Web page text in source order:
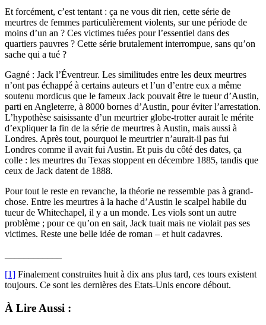
Et forcément, c’est tentant : ça ne vous dit rien, cette série de
meurtres de femmes particulièrement violents, sur une période de
moins d’un an ? Ces victimes tuées pour l’essentiel dans des
quartiers pauvres ? Cette série brutalement interrompue, sans qu’on
sache qui a tué ?
Gagné : Jack l’Éventreur. Les similitudes entre les deux meurtres
n’ont pas échappé à certains auteurs et l’un d’entre eux a même
soutenu mordicus que le fameux Jack pouvait être le tueur d’Austin,
parti en Angleterre, à 8000 bornes d’Austin, pour éviter l’arrestation.
L’hypothèse saisissante d’un meurtrier globe-trotter aurait le mérite
d’expliquer la fin de la série de meurtres à Austin, mais aussi à
Londres. Après tout, pourquoi le meurtrier n’aurait-il pas fui
Londres comme il avait fui Austin. Et puis du côté des dates, ça
colle : les meurtres du Texas stoppent en décembre 1885, tandis que
ceux de Jack datent de 1888.
Pour tout le reste en revanche, la théorie ne ressemble pas à grand-
chose. Entre les meurtres à la hache d’Austin le scalpel habile du
tueur de Whitechapel, il y a un monde. Les viols sont un autre
problème ; pour ce qu’on en sait, Jack tuait mais ne violait pas ses
victimes. Reste une belle idée de roman – et huit cadavres.
[1] Finalement construites huit à dix ans plus tard, ces tours existent
toujours. Ce sont les dernières des Etats-Unis encore débout.
À Lire Aussi :